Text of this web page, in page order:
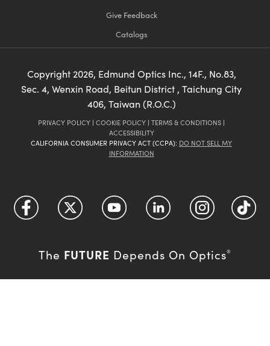
Give Feedback
Catalogs
Copyright 2026, Edmund Optics Inc., 14F., No.83,
Sec. 4, Wenxin Road, Beitun District , Taichung City
406, Taiwan (R.O.C.)
PRIVACY POLICY | COOKIE POLICY | TERMS & CONDITIONS |
ACCESSIBILITY
CALIFORNIA CONSUMER PRIVACY ACT (CCPA): DO NOT SELL MY
INFORMATION
The FUTURE Depends On Optics®